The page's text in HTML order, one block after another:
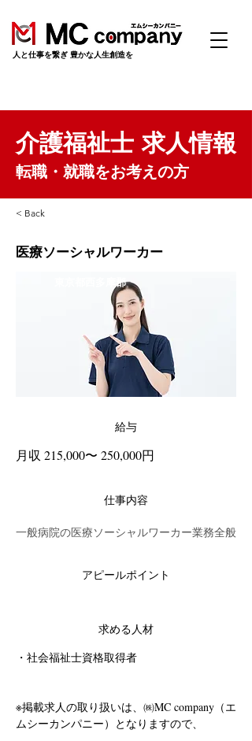
​人と仕事を繋ぎ 豊かな人生創造を
介護福祉士 求人情報
転職・就職をお考えの方
< Back
医療ソーシャルワーカー
東京都西多摩郡
給与
月収 215,000〜 250,000円
仕事内容
一般病院の医療ソーシャルワーカー業務全般
アピールポイント
求める人材
・社会福祉士資格取得者
※掲載求人の取り扱いは、㈱MC company（エ
ムシーカンパニー）となりますので、